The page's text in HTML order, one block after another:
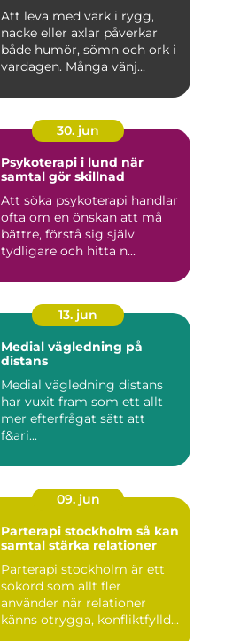
Att leva med värk i rygg,
nacke eller axlar påverkar
både humör, sömn och ork i
vardagen. Många vänj...
30. jun
Psykoterapi i lund när
samtal gör skillnad
Att söka psykoterapi handlar
ofta om en önskan att må
bättre, förstå sig själv
tydligare och hitta n...
13. jun
Medial vägledning på
distans
Medial vägledning distans
har vuxit fram som ett allt
mer efterfrågat sätt att
f&ari...
09. jun
Parterapi stockholm så kan
samtal stärka relationer
Parterapi stockholm är ett
sökord som allt fler
använder när relationer
känns otrygga, konfliktfylld...